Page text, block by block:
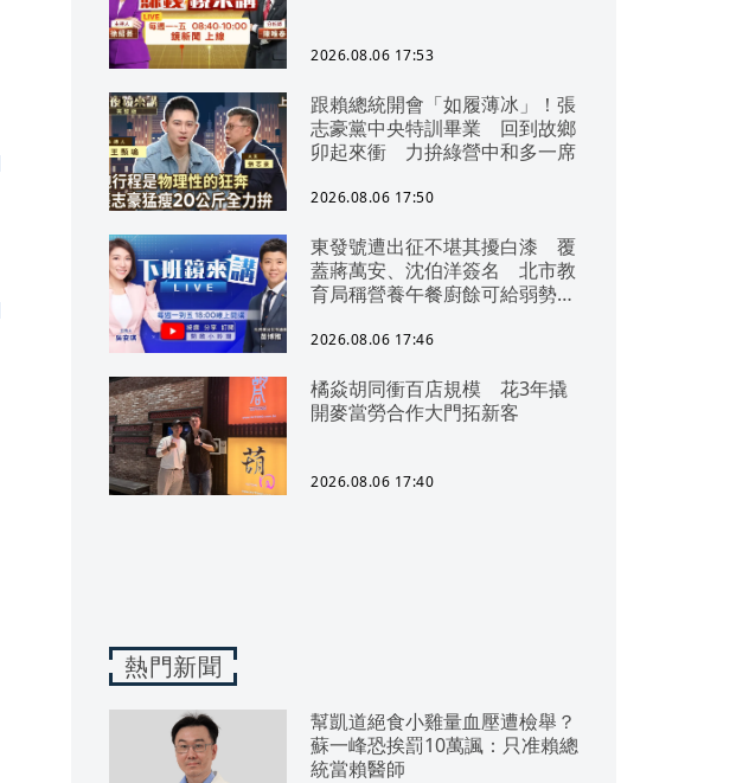
2026.08.06 17:53
跟賴總統開會「如履薄冰」！張
志豪黨中央特訓畢業 回到故鄉
卯起來衝 力拚綠營中和多一席
2026.08.06 17:50
東發號遭出征不堪其擾白漆 覆
蓋蔣萬安、沈伯洋簽名 北市教
育局稱營養午餐廚餘可給弱勢惹
柯文哲慶生又踩雷！生日改戴電
強！
2026.08.06 17:46
橘焱胡同衝百店規模 花3年撬
開麥當勞合作大門拓新客
2026.08.06 17:40
熱門新聞
幫凱道絕食小雞量血壓遭檢舉？
蘇一峰恐挨罰10萬諷：只准賴總
統當賴醫師